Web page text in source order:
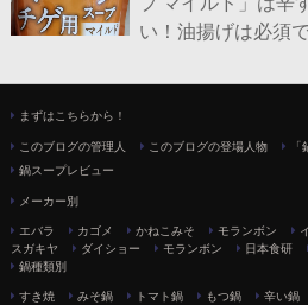
い！油揚げは必須
まずはこちらから！
このブログの管理人 このブログの登場人物
鍋スープレビュー
メーカー別
エバラ カゴメ かねこみそ モランボン
スガキヤ
ダイショー モランボン 日本食研
鍋種類別
すき焼 みそ鍋 トマト鍋 もつ鍋 辛い鍋